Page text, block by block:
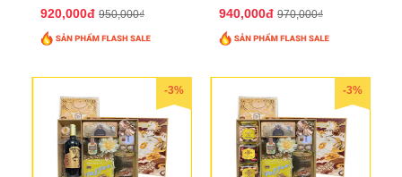
920,000đ 950,000₫ 940,000đ 970,000₫
-3% -3%